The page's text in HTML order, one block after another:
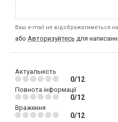
Ваш e-mail не відображатиметься на
або Авторизуйтесь для
Актуальність
0/12
Повнота інформації
0/12
Враження
0/12